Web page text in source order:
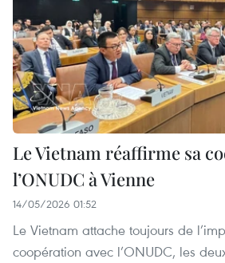
Le Vietnam réaffirme sa
l’ONUDC à Vienne
14/05/2026 01:52
Le Vietnam attache toujours de
coopération avec l’ONUDC, les